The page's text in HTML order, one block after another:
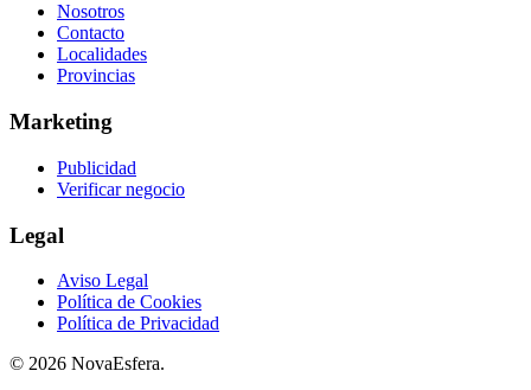
Nosotros
Contacto
Localidades
Provincias
Marketing
Publicidad
Verificar negocio
Legal
Aviso Legal
Política de Cookies
Política de Privacidad
© 2026 NovaEsfera.